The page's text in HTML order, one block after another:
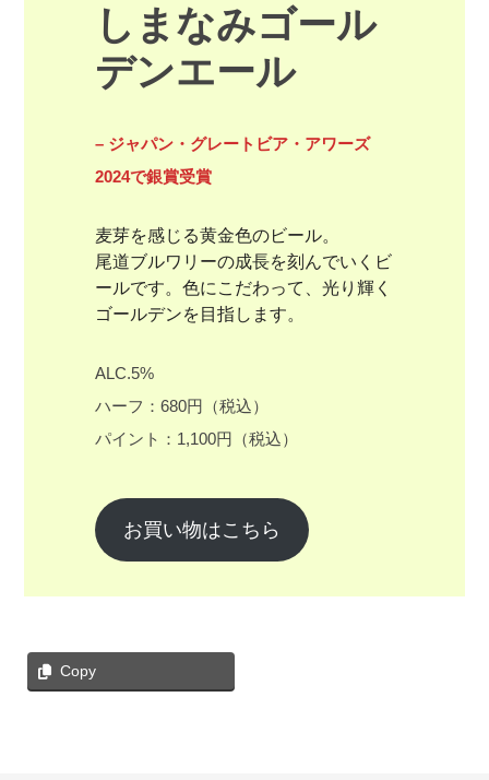
しまなみゴール
デンエール
– ジャパン・グレートビア・アワーズ
2024で銀賞受賞
麦芽を感じる黄金色のビール。
尾道ブルワリーの成長を刻んでいくビ
ールです。色にこだわって、光り輝く
ゴールデンを目指します。
ALC.5%
ハーフ：680円（税込）
パイント：1,100円（税込）
お買い物はこちら
Copy